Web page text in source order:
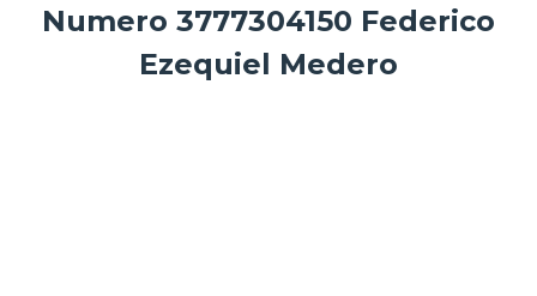
Numero 3777304150 Federico
Ezequiel Medero